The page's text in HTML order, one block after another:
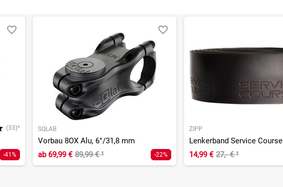
(33)*
-41%
SQLAB
Vorbau 8OX Alu, 6°/31,8 mm
ab69,99 € 89,99 €¹ -22%
ZIPP
Lenkerband Service Course
14,99 € 27,- €¹